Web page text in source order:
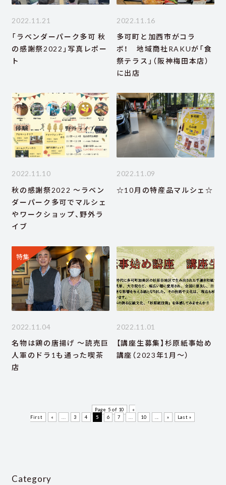
2022.11.21
「ラベンダーパーク多可 秋
の感謝祭2022」写真レポー
ト
2022.11.16
多可町と加西市がコラ
ボ！ 地域商社RAKUが「食
祭テラス」（阪神梅田本店）
に出店
2022.11.10
秋の感謝祭2022 ～ラベン
ダーパーク多可でマルシェ
やワークショップ、野外ラ
イブ
2022.11.09
☆10月の特産品マルシェ☆
特集
2022.11.04
名物は鶏の唐揚げ ～読売巨
人軍のドラ1も通った喫茶
店
2022.11.01
【講座生募集】杉原紙事始め
講座（2023年1月～）
Page 5 of 10
«
First
« ... 3 4 5 6 7 ... 10 ... » Last »
Category